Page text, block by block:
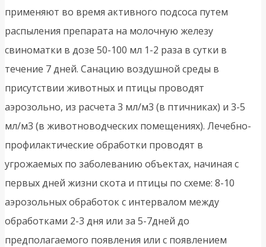
применяют во время активного подсоса путем
распыления препарата на молочную железу
свиноматки в дозе 50-100 мл 1-2 раза в сутки в
течение 7 дней. Санацию воздушной среды в
присутствии животных и птицы проводят
аэрозольно, из расчета 3 мл/м3 (в птичниках) и 3-5
мл/м3 (в животноводческих помещениях). Лечебно-
профилактические обработки проводят в
угрожаемых по заболеванию объектах, начиная с
первых дней жизни скота и птицы по схеме: 8-10
аэрозольных обработок с интервалом между
обработками 2-3 дня или за 5-7дней до
предполагаемого появления или с появлением